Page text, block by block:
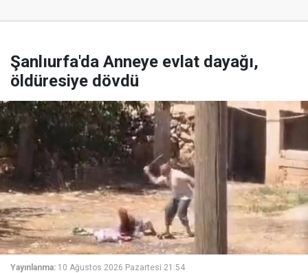
Şanlıurfa'da Anneye evlat dayağı,
öldüresiye dövdü
Yayınlanma: 10 Ağustos 2026 Pazartesi 21:54